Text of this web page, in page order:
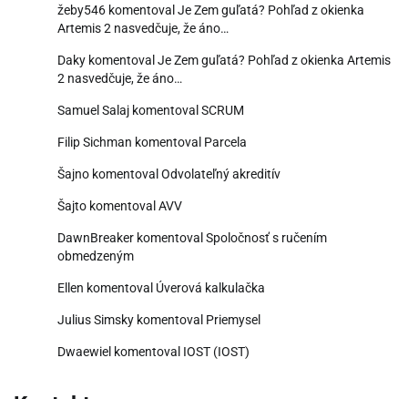
žeby546 komentoval Je Zem guľatá? Pohľad z okienka
Artemis 2 nasvedčuje, že áno…
Daky komentoval Je Zem guľatá? Pohľad z okienka Artemis
2 nasvedčuje, že áno…
Samuel Salaj komentoval SCRUM
Filip Sichman komentoval Parcela
Šajno komentoval Odvolateľný akreditív
Šajto komentoval AVV
DawnBreaker komentoval Spoločnosť s ručením
obmedzeným
Ellen komentoval Úverová kalkulačka
Julius Simsky komentoval Priemysel
Dwaewiel komentoval IOST (IOST)